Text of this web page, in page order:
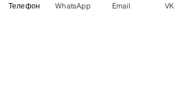
ВЕДУЩИЕ ПРОЕКТА
Телефон WhatsApp Email VK